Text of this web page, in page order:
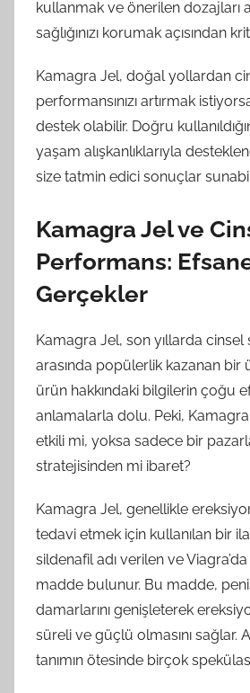
kullanmak ve önerilen dozajları
sağlığınızı korumak açısından
Kamagra Jel, doğal yollardan
performansınızı artırmak
destek olabilir. Doğru
yaşam alışkanlıklarıyla
size tatmin edici sonuçlar
Kamagra Jel ve
Performans:
Gerçekler
Kamagra Jel, son yıllarda cinsel
arasında popülerlik kazanan bir
ürün hakkındaki bilgilerin çoğu
anlamalarla dolu. Peki,
etkili mi, yoksa sadece bir
stratejisinden mi ibaret?
Kamagra Jel, genellikle
tedavi etmek için kullanılan bir
sildenafil adı verilen ve
madde bulunur. Bu madde,
damarlarını genişleterek
süreli ve güçlü olmasını sağlar.
tanımın ötesinde birçok